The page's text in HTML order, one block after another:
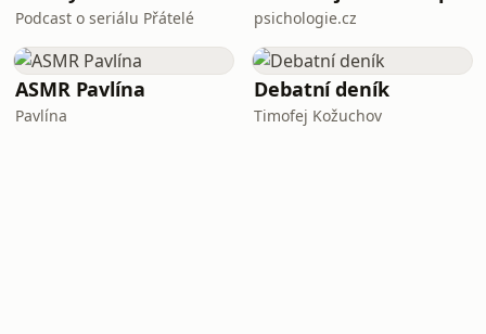
Podcast o seriálu Přátelé psichologie.cz
ASMR Pavlína
Pavlína
Debatní deník
Timofej Kožuchov